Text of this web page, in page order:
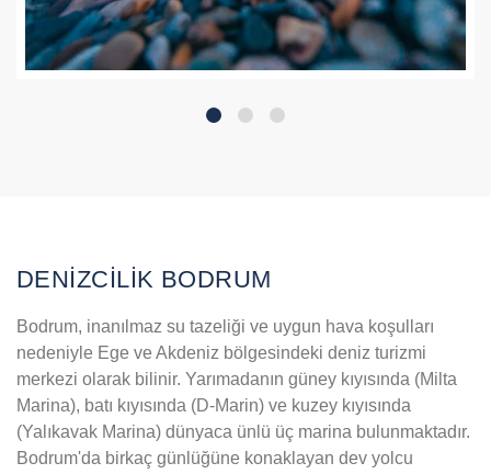
DENİZCİLİK BODRUM
Bodrum, inanılmaz su tazeliği ve uygun hava koşulları
nedeniyle Ege ve Akdeniz bölgesindeki deniz turizmi
merkezi olarak bilinir. Yarımadanın güney kıyısında (Milta
Marina), batı kıyısında (D-Marin) ve kuzey kıyısında
(Yalıkavak Marina) dünyaca ünlü üç marina bulunmaktadır.
Bodrum'da birkaç günlüğüne konaklayan dev yolcu